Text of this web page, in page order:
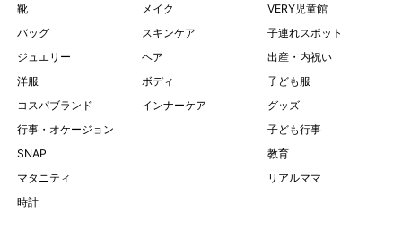
靴
バッグ
ジュエリー
洋服
コスパブランド
行事・オケージョン
SNAP
マタニティ
時計
メイク
スキンケア
ヘア
ボディ
インナーケア
VERY児童館
子連れスポット
出産・内祝い
子ども服
グッズ
子ども行事
教育
リアルママ